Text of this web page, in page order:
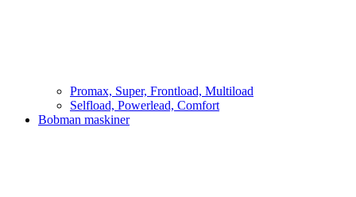
Promax, Super, Frontload, Multiload
Selfload, Powerlead, Comfort
Bobman maskiner